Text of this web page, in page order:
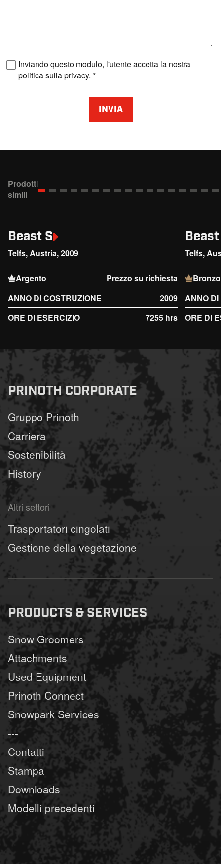
Inviando questo modulo, l'utente accetta la nostra
politica sulla privacy.
INVIA
Prodotti
simili
Beast S
Telfs, Austria, 2009
Argento
Prezzo su richiesta
ANNO DI COSTRUZIONE
2009
ORE DI ESERCIZIO
7255 hrs
Beast
Telfs,
Bronzo
ANNO DI
ORE DI
PRINOTH CORPORATE
Gruppo Prinoth
Carriera
Sostenibilità
History
Altri settori
Trasportatori cingolati
Gestione della vegetazione
PRODUCTS & SERVICES
Snow Groomers
Attachments
Used Equipment
Prinoth Connect
Snowpark Services
---
Contatti
Stampa
Downloads
Modelli precedenti